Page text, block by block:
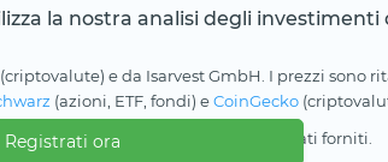
la nostra analisi degli investimenti
Registrati ora
(criptovalute) e da Isarvest GmbH. I prezzi sono
(azioni, ETF, fondi) eCoinGecko
sulla completezza e precisione dei dati forniti.